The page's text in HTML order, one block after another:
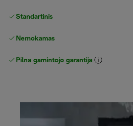
Standartinis nemokamas
Nemokamas grąžinimas
Pilna gamintojo garantija